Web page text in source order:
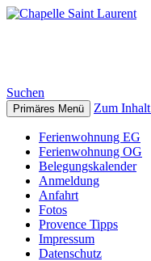
Suchen
Primäres Menü Zum
Ferienwohnung EG
Ferienwohnung OG
Belegungskalender
Anmeldung
Anfahrt
Fotos
Provence Tipps
Impressum
Datenschutz